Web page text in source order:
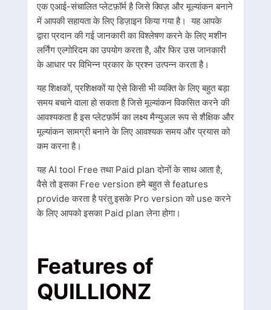
एक एआई-संचालित प्लेटफ़ॉर्म है जिसे क्विज़ और मूल्यांकन बनाने
में आपकी सहायता के लिए डिज़ाइन किया गया है। यह आपके
द्वारा प्रदान की गई जानकारी का विश्लेषण करने के लिए मशीन
लर्निंग एल्गोरिदम का उपयोग करता है, और फिर उस जानकारी
के आधार पर विभिन्न प्रकार के प्रश्न उत्पन्न करता है।
यह शिक्षकों, प्रशिक्षकों या ऐसे किसी भी व्यक्ति के लिए बहुत बड़ा
समय बचाने वाला हो सकता है जिसे मूल्यांकन विकसित करने की
आवश्यकता है इस प्लेटफ़ॉर्म का लक्ष्य मैन्युअल रूप से शैक्षिक और
मूल्यांकन सामग्री बनाने के लिए आवश्यक समय और प्रयास को
कम करना है।
यह AI tool Free तथा Paid plan दोनों के साथ आता है,
वैसे तो इसका Free version हमे बहुत से features
provide करता है परंतु इसके Pro version को use करने
के लिए आपको इसका Paid plan लेना होगा।
Features of
QUILLIONZ